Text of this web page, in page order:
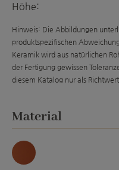
Höhe:
Hinweis: Die Abbildungen
produktspezifischen
Keramik wird aus natürlichen
der Fertigung gewissen
diesem Katalog nur als
Material
Natur